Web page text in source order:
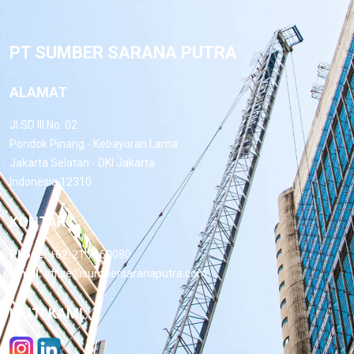
PT SUMBER SARANA PUTRA
ALAMAT
Jl.SD III No. 02
Pondok Pinang - Kebayoran Lama
Jakarta Selatan - DKI Jakarta
Indonesia 12310
KONTAK
Phone: +62-21 7660080
Email:office@sumbersaranaputra.com
IKUTI KAMI